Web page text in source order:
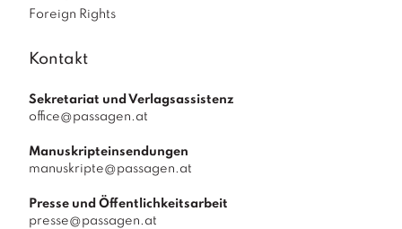
Foreign Rights
Kontakt
Sekretariat und Verlagsassistenz
office@passagen.at
Manuskripteinsendungen
manuskripte@passagen.at
Presse und Öffentlichkeitsarbeit
presse@passagen.at